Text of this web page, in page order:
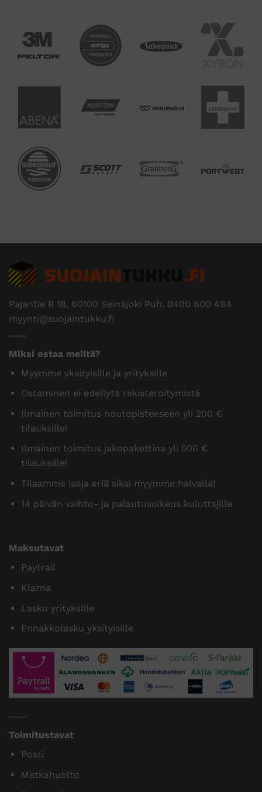
Pajantie B 18, 60100 Seinäjoki Puh. 0400 600 484
myynti@suojaintukku.fi
Miksi ostaa meiltä?
Myymme yksityisille ja yrityksille
Ostaminen ei edellytä rekisteröitymistä
Ilmainen toimitus noutopisteeseen yli 200 €
tilauksille!
Ilmainen toimitus jakopakettina yli 500 €
tilauksille!
Tilaamme isoja eriä siksi myymme halvalla!
14 päivän vaihto- ja palautusoikeus kuluttajille
Maksutavat
Paytrail
Klarna
Lasku yrityksille
Ennakkolasku yksityisille
Toimitustavat
Posti
Matkahuolto